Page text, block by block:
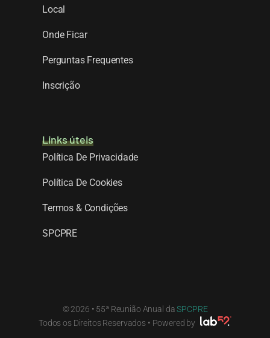
Local
Onde Ficar
Perguntas Frequentes
Inscrição
Links úteis
Política De Privacidade
Política De Cookies
Termos & Condições
SPCPRE
© 2026 • 55ª Reunião Anual daSPCPRE
Todos os Direitos Reservados • Powered by